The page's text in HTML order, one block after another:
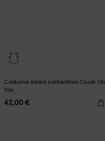
Costume intero contenitivo Crush On
You
42,00 €